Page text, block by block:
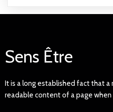
Sens Être
It is a long established fact that
readable content of a page